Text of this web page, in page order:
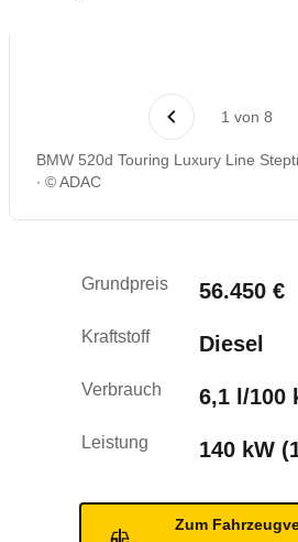
Rückrufe & Mängel
Crashtest
1 von 8
BMW 520d Touring Luxury Line
© ADAC
Grundpreis 56.450 €
Kraftstoff Diesel
Verbrauch 6,1 l/100
Leistung 140 kW
Zum